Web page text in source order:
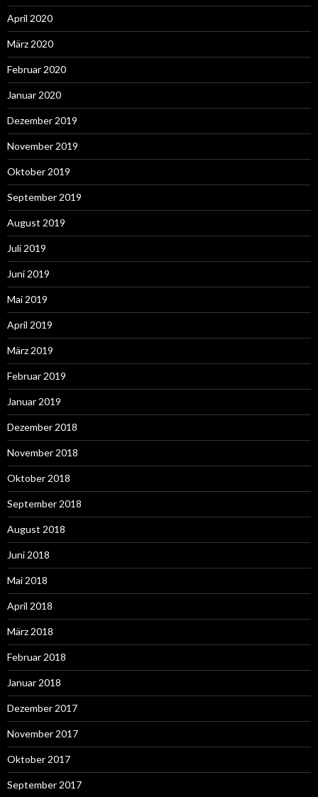
April 2020
März 2020
Februar 2020
Januar 2020
Dezember 2019
November 2019
Oktober 2019
September 2019
August 2019
Juli 2019
Juni 2019
Mai 2019
April 2019
März 2019
Februar 2019
Januar 2019
Dezember 2018
November 2018
Oktober 2018
September 2018
August 2018
Juni 2018
Mai 2018
April 2018
März 2018
Februar 2018
Januar 2018
Dezember 2017
November 2017
Oktober 2017
September 2017